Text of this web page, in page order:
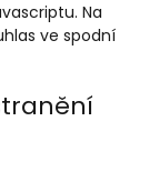
Na
ve spodní